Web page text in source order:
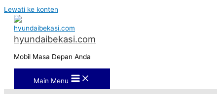
Lewati ke konten
hyundaibekasi.com
Mobil Masa Depan Anda
Main Menu